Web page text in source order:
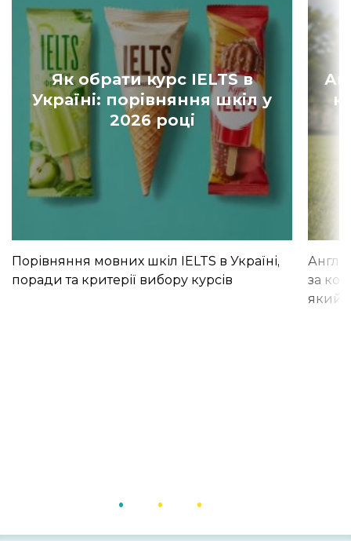
Як обрати курс IELTS в
Україні: порівняння шкіл у
2026 році
Порівняння мовних шкіл IELTS в Україні,
поради та критерії вибору курсів
за
який